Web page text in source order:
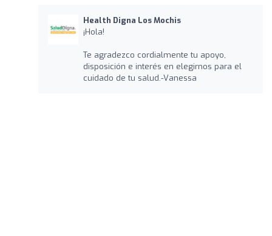
Health Digna Los Mochis
¡Hola!
Te agradezco cordialmente tu apoyo,
disposición e interés en elegirnos para el
cuidado de tu salud.-Vanessa